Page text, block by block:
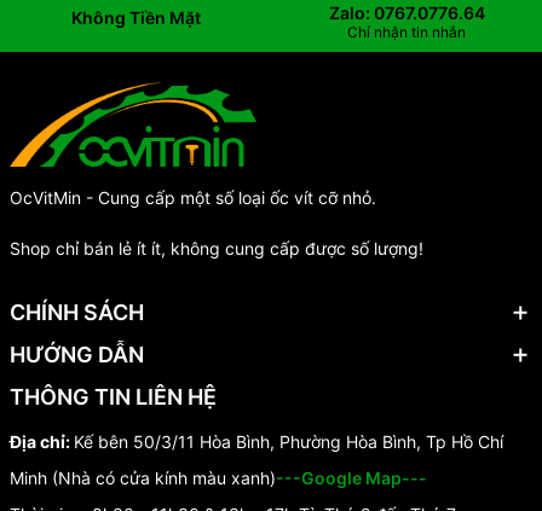
Không Tiền Mặt Zalo: 0767.0776.64
Chỉ nhận tin nhắn
OcVitMin - Cung cấp một số loại ốc vít cỡ nhỏ.
Shop chỉ bán lẻ ít ít, không cung cấp được số lượng!
CHÍNH SÁCH
HƯỚNG DẪN
THÔNG TIN LIÊN HỆ
Địa chỉ: Kế bên 50/3/11 Hòa Bình, Phường Hòa Bình, Tp Hồ Chí
Minh (Nhà có cửa kính màu xanh)---Google Map---